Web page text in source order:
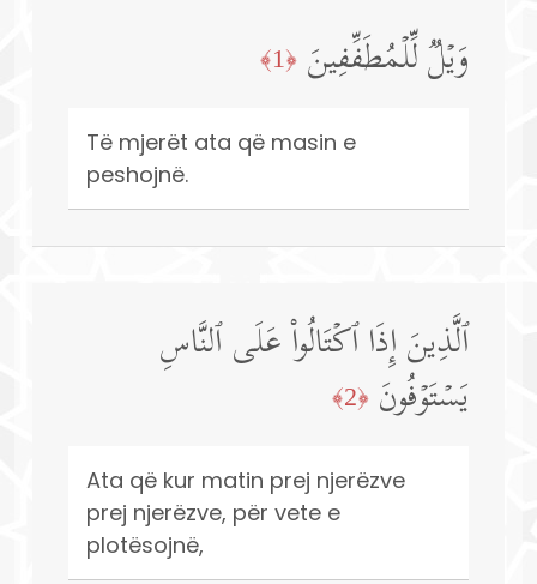
وَیۡلࣱ لِّلۡمُطَفِّفِینَ ﴿1﴾
Të mjerët ata që masin e
peshojnë.
ٱلَّذِینَ إِذَا ٱكۡتَالُوا۟ عَلَى ٱلنَّاسِ
یَسۡتَوۡفُونَ ﴿2﴾
Ata që kur matin prej njerëzve
prej njerëzve, për vete e
plotësojnë,